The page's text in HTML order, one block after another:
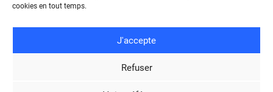
cookies en tout temps.
J'accepte
Refuser
Conditions d'utilisation-